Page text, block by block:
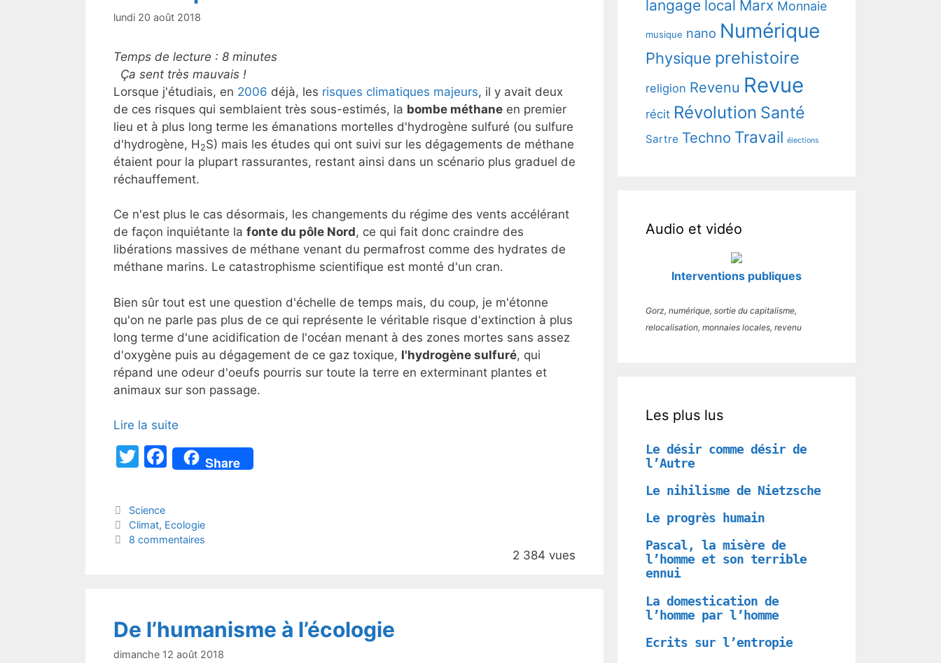
lundi 20 août 2018
Temps de lecture : 8 minutes
Ça sent très mauvais !
Lorsque j'étudiais, en 2006 déjà, les risques climatiques majeurs, il y avait deux
de ces risques qui semblaient très sous-estimés, la bombe méthane en premier
lieu et à plus long terme les émanations mortelles d'hydrogène sulfuré (ou sulfure
d'hydrogène, H 2S) mais les études qui ont suivi sur les dégagements de méthane
étaient pour la plupart rassurantes, restant ainsi dans un scénario plus graduel de
réchauffement.
Ce n'est plus le cas désormais, les changements du régime des vents accélérant
de façon inquiétante la fonte du pôle Nord, ce qui fait donc craindre des
libérations massives de méthane venant du permafrost comme des hydrates de
méthane marins. Le catastrophisme scientifique est monté d'un cran.
Bien sûr tout est une question d'échelle de temps mais, du coup, je m'étonne
qu'on ne parle pas plus de ce qui représente le véritable risque d'extinction à plus
long terme d'une acidification de l'océan menant à des zones mortes sans assez
d'oxygène puis au dégagement de ce gaz toxique, l'hydrogène sulfuré, qui
répand une odeur d'oeufs pourris sur toute la terre en exterminant plantes et
animaux sur son passage.
Lire la suite
T
itt
er
F
a
e
b
Share
Catégories
Science
Étiquettes
Climat, Ecologie
8 commentaires
2 384 vues
De l’humanisme à l’écologie
dimanche 12 août 2018
langage local Marx Monnaie
musique nano Numérique
Physique prehistoire
religion Revenu Revue
récit Révolution Santé
Sartre Techno Travail élections
Audio et vidéo
Interventions publiques
Gorz, numérique, sortie du capitalisme,
relocalisation, monnaies locales, revenu
Les plus lus
Le désir comme désir de
l’Autre
Le nihilisme de Nietzsche
Le progrès humain
Pascal, la misère de
l’homme et son terrible
ennui
La domestication de
l’homme par l’homme
Ecrits sur l’entropie